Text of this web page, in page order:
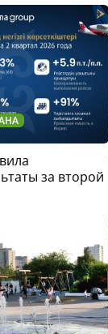
за второй